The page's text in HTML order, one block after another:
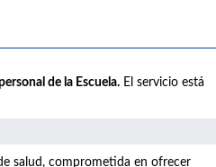
de la Escuela. El servicio está
salud, comprometida en ofrecer